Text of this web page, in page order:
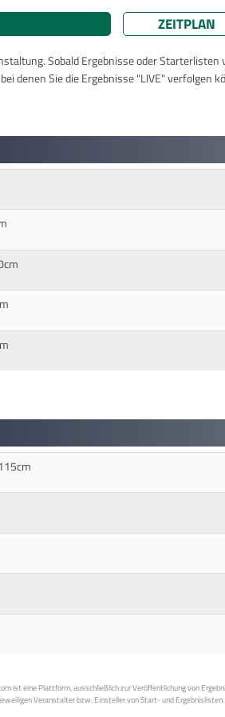
ZEITPLAN
Sobald Ergebnisse oder
denen Sie die Ergebnisse "LIVE" verfolgen
ist eine Plattform, ausschließlich zur Veröffentlichung von
Veranstalter bzw. Einsteller von Start- und Ergebnislisten.